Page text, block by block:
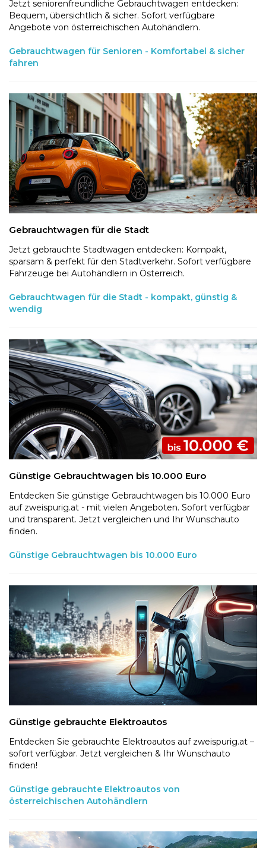
Jetzt seniorenfreundliche Gebrauchtwagen entdecken:
Bequem, übersichtlich & sicher. Sofort verfügbare
Angebote von österreichischen Autohändlern.
Gebrauchtwagen für Senioren - Komfortabel & sicher
fahren
Gebrauchtwagen für die Stadt
Jetzt gebrauchte Stadtwagen entdecken: Kompakt,
sparsam & perfekt für den Stadtverkehr. Sofort verfügbare
Fahrzeuge bei Autohändlern in Österreich.
Gebrauchtwagen für die Stadt - kompakt, günstig &
wendig
Günstige Gebrauchtwagen bis 10.000 Euro
Entdecken Sie günstige Gebrauchtwagen bis 10.000 Euro
auf zweispurig.at - mit vielen Angeboten. Sofort verfügbar
und transparent. Jetzt vergleichen und Ihr Wunschauto
finden.
Günstige Gebrauchtwagen bis 10.000 Euro
Günstige gebrauchte Elektroautos
Entdecken Sie gebrauchte Elektroautos auf zweispurig.at –
sofort verfügbar. Jetzt vergleichen & Ihr Wunschauto
finden!
Günstige gebrauchte Elektroautos von
österreichischen Autohändlern